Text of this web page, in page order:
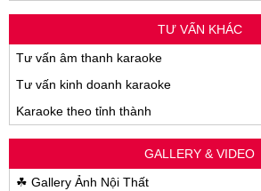
TƯ VẤN KHÁC
Tư vấn âm thanh karaoke
Tư vấn kinh doanh karaoke
Karaoke theo tỉnh thành
GALLERY & VIDEO
☘ Gallery Ảnh Nội Thất